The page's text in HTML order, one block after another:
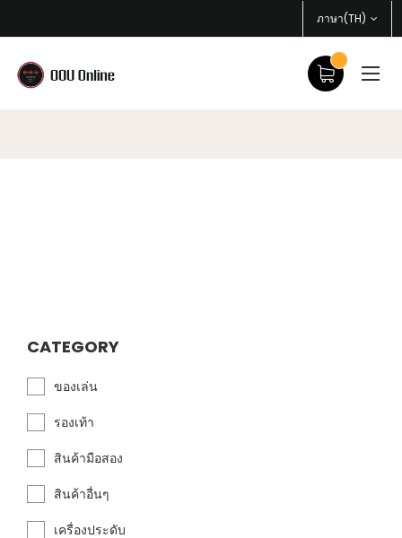
ภาษา(TH)
CATEGORY
ของเล่น
รองเท้า
สินค้ามือสอง
สินค้าอื่นๆ
เครื่องประดับ